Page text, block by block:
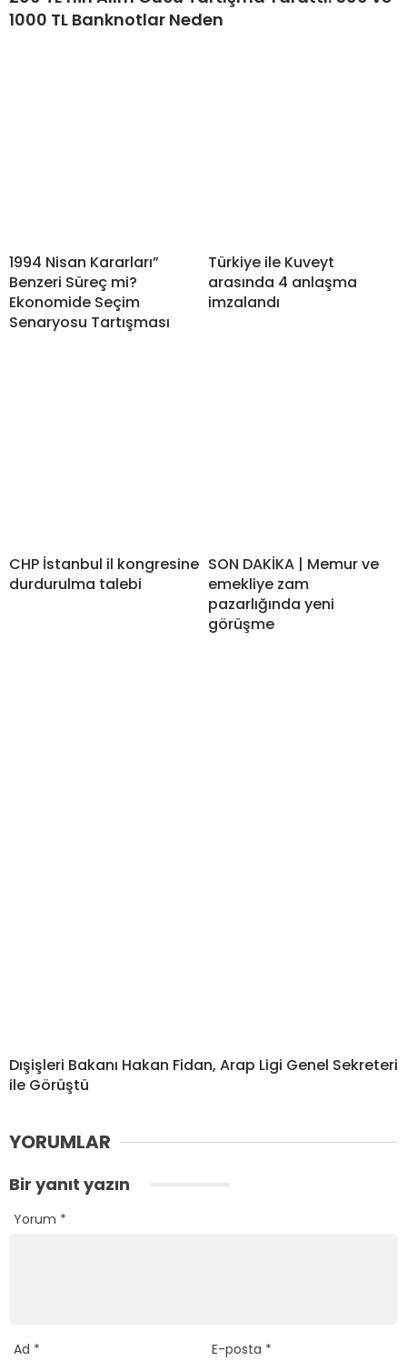
1000 TL Banknotlar Neden
1994 Nisan Kararları”
Benzeri Süreç mi?
Ekonomide Seçim
Senaryosu Tartışması
Türkiye ile Kuveyt
arasında 4 anlaşma
imzalandı
CHP İstanbul il kongresine
durdurulma talebi
SON DAKİKA | Memur ve
emekliye zam
pazarlığında yeni
görüşme
Dışişleri Bakanı Hakan Fidan, Arap Ligi Genel Sekreteri
ile Görüştü
YORUMLAR
Bir yanıt yazın
Yorum *
Ad * E-posta *